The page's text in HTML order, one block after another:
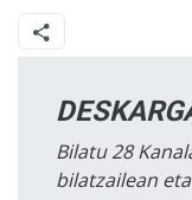
Bilatu 28
bilatzailean